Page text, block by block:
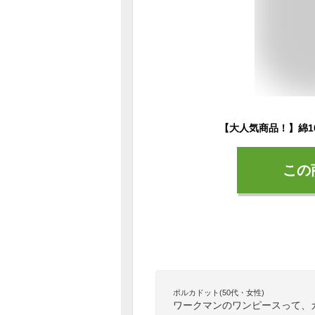
こ
ポルカドット(50代・女性)
ワークマンのワンピースって